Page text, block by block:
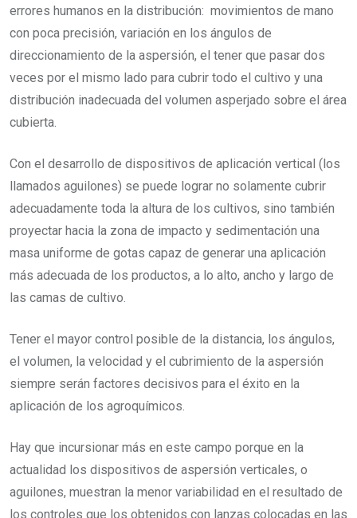
errores humanos en la distribución: movimientos de mano
con poca precisión, variación en los ángulos de
direccionamiento de la aspersión, el tener que pasar dos
veces por el mismo lado para cubrir todo el cultivo y una
distribución inadecuada del volumen asperjado sobre el área
cubierta.
Con el desarrollo de dispositivos de aplicación vertical (los
llamados aguilones) se puede lograr no solamente cubrir
adecuadamente toda la altura de los cultivos, sino también
proyectar hacia la zona de impacto y sedimentación una
masa uniforme de gotas capaz de generar una aplicación
más adecuada de los productos, a lo alto, ancho y largo de
las camas de cultivo.
Tener el mayor control posible de la distancia, los ángulos,
el volumen, la velocidad y el cubrimiento de la aspersión
siempre serán factores decisivos para el éxito en la
aplicación de los agroquímicos.
Hay que incursionar más en este campo porque en la
actualidad los dispositivos de aspersión verticales, o
aguilones, muestran la menor variabilidad en el resultado de
los controles que los obtenidos con lanzas colocadas en las